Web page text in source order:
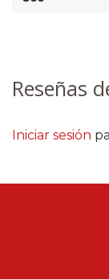
Reseñas
Iniciar sesión